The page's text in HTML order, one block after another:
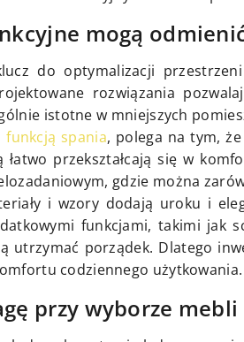
mogą
do optymalizacji
rozwiązania
istotne w mniejszych
spania, polega na tym,
przekształcają się w
gdzie można
i wzory dodają uroku i
funkcjami, takimi jak
utrzymać porządek. Dlatego
codziennego użytkowania.
przy wyborze